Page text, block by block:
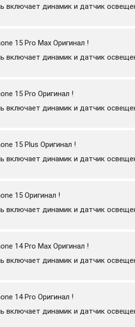
включает динамик и датчик
15 Pro Max Оригинал !
включает динамик и датчик
15 Pro Оригинал !
включает динамик и датчик
15 Plus Оригинал !
включает динамик и датчик
15 Оригинал !
включает динамик и датчик
14 Pro Max Оригинал !
включает динамик и датчик
14 Pro Оригинал !
включает динамик и датчик